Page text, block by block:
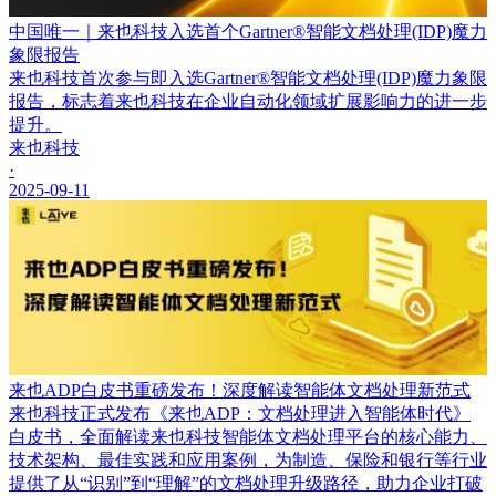
中国唯一｜来也科技入选首个Gartner®智能文档处理(IDP)魔力
象限报告
来也科技首次参与即入选Gartner®智能文档处理(IDP)魔力象限
报告，标志着来也科技在企业自动化领域扩展影响力的进一步
提升。
来也科技
·
2025-09-11
来也ADP白皮书重磅发布！深度解读智能体文档处理新范式
来也科技正式发布《来也ADP：文档处理进入智能体时代》
白皮书，全面解读来也科技智能体文档处理平台的核心能力、
技术架构、最佳实践和应用案例，为制造、保险和银行等行业
提供了从“识别”到“理解”的文档处理升级路径，助力企业打破